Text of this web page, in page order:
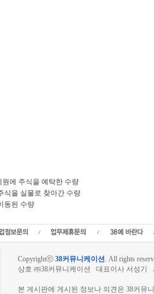
에 주식을 예탁한 수량
식을 실물로 찾아간 수량
동된 수량
Copyrightⓒ 38커뮤니케이션. All rights
상호 ㈜38커뮤니케이션 대표이사 서성기
본 게시판에 게시된 정보나 의견은 38커뮤